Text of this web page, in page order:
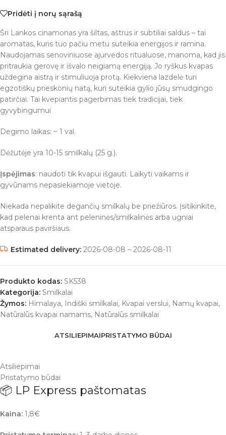
Pridėti į norų sąrašą
Šri Lankos cinamonas yra šiltas, aštrus ir subtiliai saldus – tai
aromatas, kuris tuo pačiu metu suteikia energijos ir ramina.
Naudojamas senoviniuose ajurvedos ritualuose, manoma, kad jis
pritraukia gerovę ir išvalo neigiamą energiją. Jo ryškus kvapas
uždegina aistrą ir stimuliuoja protą. Kiekviena lazdelė turi
egzotiškų prieskonių natą, kuri suteikia gylio jūsų smudgingo
patirčiai. Tai kvepiantis pagerbimas tiek tradicijai, tiek
gyvybingumui
Degimo laikas: ~ 1 val.
Dėžutėje yra 10-15 smilkalų (25 g.).
Įspėjimas: naudoti tik kvapui išgauti. Laikyti vaikams ir
gyvūnams nepasiekiamoje vietoje.
Niekada nepalikite degančių smilkalų be priežiūros. Įsitikinkite,
kad pelenai krenta ant peleninės/smilkalinės arba ugniai
atsparaus paviršiaus.
Estimated delivery: 2026-08-08 – 2026-08-11
Produkto kodas: SK538
Kategorija: Smilkalai
Žymos: Himalaya, Indiški smilkalai, Kvapai verslui, Namų kvapai,
Natūralūs kvapai namams, Natūralūs smilkalai
ATSILIEPIMAIPRISTATYMO BŪDAI
Atsiliepimai
Pristatymo būdai
📦 LP Express paštomatas
Kaina: 1,8€